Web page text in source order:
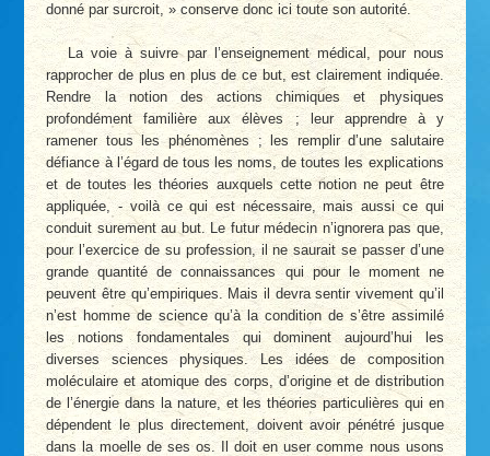
donné par surcroit, » conserve donc ici toute son autorité.
La voie à suivre par l’enseignement médical, pour nous
rapprocher de plus en plus de ce but, est clairement indiquée.
Rendre la notion des actions chimiques et physiques
profondément familière aux élèves ; leur apprendre à y
ramener tous les phénomènes ; les remplir d’une salutaire
défiance à l’égard de tous les noms, de toutes les explications
et de toutes les théories auxquels cette notion ne peut être
appliquée, - voilà ce qui est nécessaire, mais aussi ce qui
conduit surement au but. Le futur médecin n’ignorera pas que,
pour l’exercice de su profession, il ne saurait se passer d’une
grande quantité de connaissances qui pour le moment ne
peuvent être qu’empiriques. Mais il devra sentir vivement qu’il
n’est homme de science qu’à la condition de s’être assimilé
les notions fondamentales qui dominent aujourd’hui les
diverses sciences physiques. Les idées de composition
moléculaire et atomique des corps, d’origine et de distribution
de l’énergie dans la nature, et les théories particulières qui en
dépendent le plus directement, doivent avoir pénétré jusque
dans la moelle de ses os. Il doit en user comme nous usons